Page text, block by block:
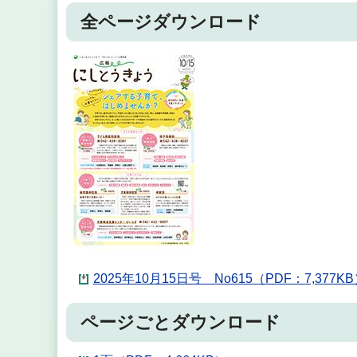
全ページダウンロード
2025年10月15日号 No615（PDF：7,377KB
ページごとダウンロード